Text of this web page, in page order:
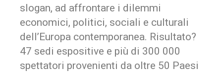
slogan, ad affrontare i dilemmi
economici, politici, sociali e culturali
dell’Europa contemporanea. Risultato?
47 sedi espositive e più di 300 000
spettatori provenienti da oltre 50 Paesi